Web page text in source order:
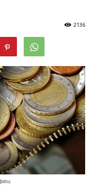
2136